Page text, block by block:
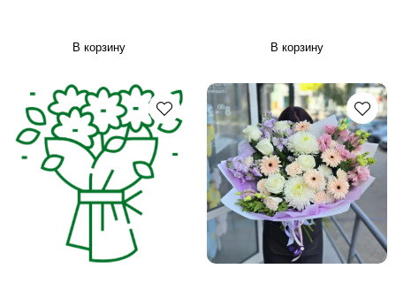
В корзину В корзину